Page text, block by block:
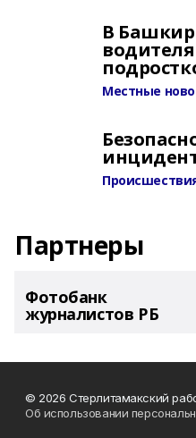
В
Местные
Партнеры
Фотобанк
журналистов РБ
© 2026 Стерлитамакский
Об использовании